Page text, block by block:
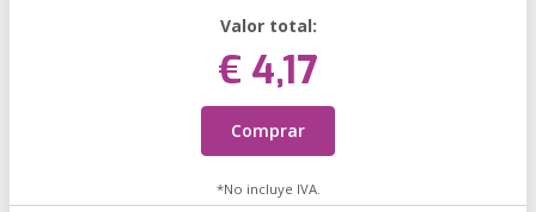
Valor total:
€ 4,17
Comprar
*No incluye IVA.